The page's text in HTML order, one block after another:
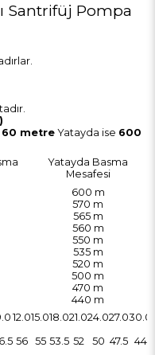
Santrifüj Pompa
60 metre Yatayda ise 600
Yatayda Basma
Mesafesi
600 m
570 m
565 m
560 m
550 m
535 m
520 m
500 m
470 m
440 m
12.015.018.021.024.027.030.0
56 55 53.5 52 50 47.5 44